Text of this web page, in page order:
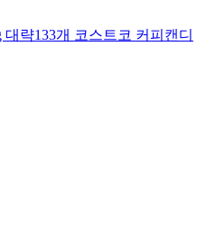
략133개 코스트코 커피캔디